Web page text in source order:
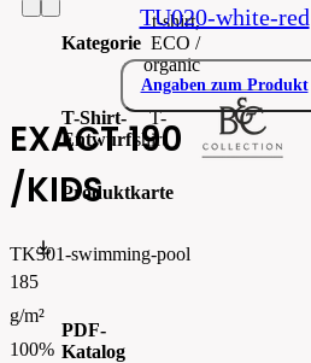
EXACT 190
/KIDS
TK301-swimming-pool
185
g/m²
100%
Kategorie
t-shirt,
ECO /
organic
T-Shirt-
Entwurf
T-
shirt
Produktkarte
TK301.pdf
PDF-
Katalog
TU020-white-red
Angaben zum Produkt